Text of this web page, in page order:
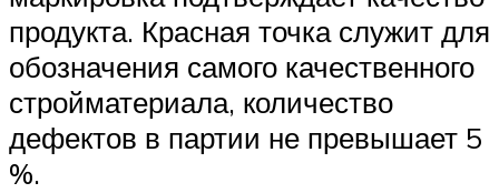
продукта. Красная точка служит для
обозначения самого качественного
стройматериала, количество
дефектов в партии не превышает 5
%.